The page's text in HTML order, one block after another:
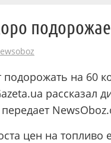
на 60
рассказал
цен на топливо